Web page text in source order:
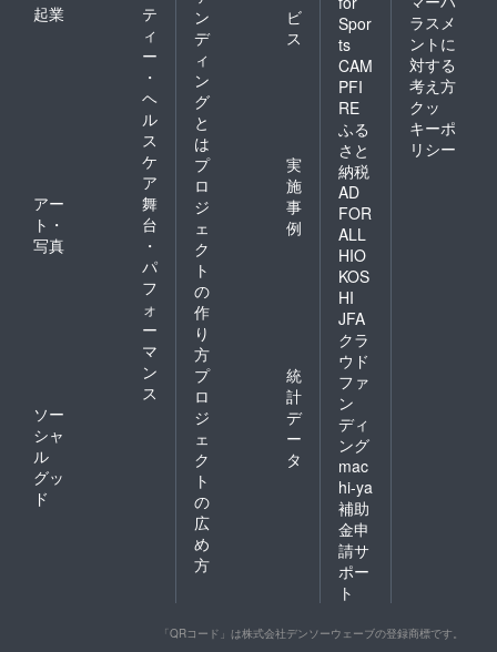
起業
テ
ィ
ー
・
ヘ
ル
ス
ケ
ア
アー
ト・
写真
舞
台
・
パ
フ
ォ
ー
マ
ン
ス
ソー
シャ
ル
グッ
ド
ン
デ
ィ
ン
グ
と
は
ビ
ス
プ
ロ
ジ
ェ
ク
ト
の
作
り
方
実
施
事
例
プ
ロ
ジ
ェ
ク
ト
の
広
め
方
統
計
デ
ー
タ
Spor
ts
CAM
PFI
RE
ふる
さと
納税
AD
FOR
ALL
HIO
KOS
HI
JFA
クラ
ウド
ファ
ン
ディ
ング
mac
hi-ya
補助
金申
請サ
ポー
ト
ラスメ
ントに
対する
考え方
クッ
キーポ
リシー
「QRコード」は株式会社デンソーウェーブの登録商標です。